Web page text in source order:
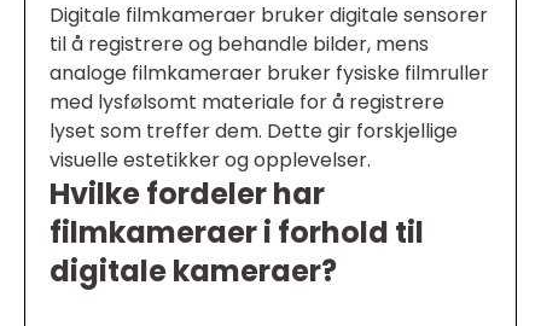
Digitale filmkameraer bruker digitale sensorer
til å registrere og behandle bilder, mens
analoge filmkameraer bruker fysiske filmruller
med lysfølsomt materiale for å registrere
lyset som treffer dem. Dette gir forskjellige
visuelle estetikker og opplevelser.
Hvilke fordeler har
filmkameraer i forhold til
digitale kameraer?